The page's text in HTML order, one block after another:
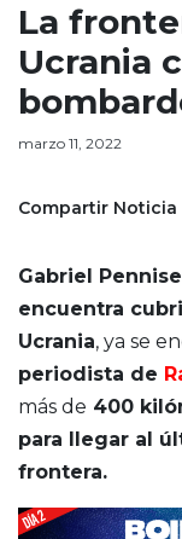
La
Ucrania
marzo 11, 2022
Compartir Noticia
Gabriel Pennise
encuentra
Ucrania, ya se
periodista de
más de 400
para llegar al
frontera.